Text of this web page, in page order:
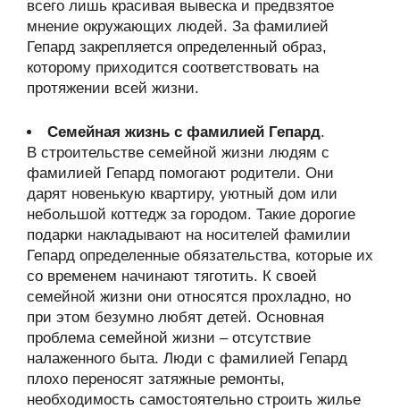
всего лишь красивая вывеска и предвзятое
мнение окружающих людей. За фамилией
Гепард закрепляется определенный образ,
которому приходится соответствовать на
протяжении всей жизни.
Семейная жизнь с фамилией Гепард.
В строительстве семейной жизни людям с
фамилией Гепард помогают родители. Они
дарят новенькую квартиру, уютный дом или
небольшой коттедж за городом. Такие дорогие
подарки накладывают на носителей фамилии
Гепард определенные обязательства, которые их
со временем начинают тяготить. К своей
семейной жизни они относятся прохладно, но
при этом безумно любят детей. Основная
проблема семейной жизни – отсутствие
налаженного быта. Люди с фамилией Гепард
плохо переносят затяжные ремонты,
необходимость самостоятельно строить жилье